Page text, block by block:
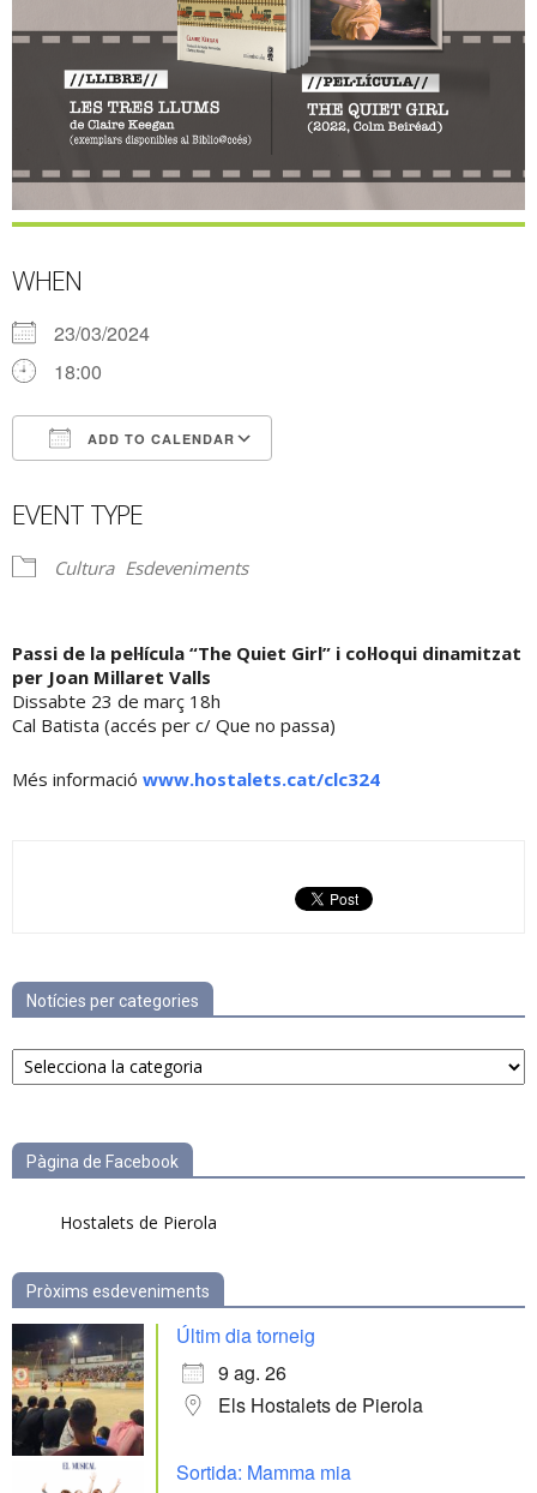
WHEN
23/03/2024
18:00
ADD TO CALENDAR
EVENT TYPE
Cultura Esdeveniments
Passi de la pel·lícula “The Quiet Girl” i col·loqui dinamitzat
per Joan Millaret Valls
Dissabte 23 de març 18h
Cal Batista (accés per c/ Que no passa)
Més informació www.hostalets.cat/clc324
Notícies per categories
Notícies
per
Pàgina de Facebook
Hostalets de Pierola
Pròxims esdeveniments
Últim dia torneig
9 ag. 26
Els Hostalets de Pierola
Sortida: Mamma mia